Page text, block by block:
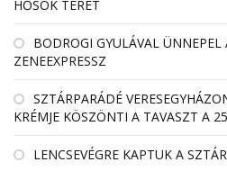
HŐSÖK TERÉT
BODROGI GYULÁVAL ÜNNEPEL
ZENEEXPRESSZ
SZTÁRPARÁDÉ
KRÉMJE KÖSZÖNTI A TAVASZT A 25
LENCSEVÉGRE KAPTUK A